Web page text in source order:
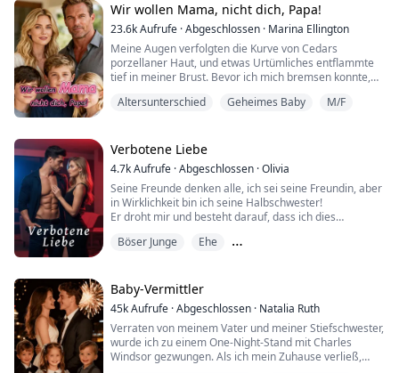
der Nacht mit ihrem ungeborenen K...
Wir wollen Mama, nicht dich, Papa!
23.6kAufrufe ·Abgeschlossen · Marina Ellington
Meine Augen verfolgten die Kurve von Cedars
porzellaner Haut, und etwas Urtümliches entflammte
tief in meiner Brust. Bevor ich mich bremsen konnte,
Instinkt, den ich nicht erkannte.
aufgerissen vor Angst.
Doch als meine Finger sich um ihren zarten Knöchel
schlossen, verließ mich jeder vernünftige G...
Altersunterschied Geheimes Baby M/F
Verbotene Liebe
4.7kAufrufe ·Abgeschlossen ·Olivia
Seine Freunde denken alle, ich sei seine Freundin, aber
in Wirklichkeit bin ich seine Halbschwester!
Er droht mir und besteht darauf, dass ich dies
Ich hätte nie gedacht, dass ich Gefühle für ihn
Böser Junge
Ehe
Baby-Vermittler
45kAufrufe ·Abgeschlossen · Natalia Ruth
Verraten von meinem Vater und meiner Stiefschwester,
wurde ich zu einem One-Night-Stand mit Charles
Windsor gezwungen. Als ich mein Zuhause verließ,